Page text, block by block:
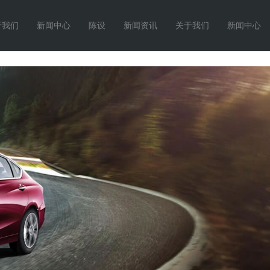
们 新闻中心 陈设 新闻资讯 关于我们 新闻中心